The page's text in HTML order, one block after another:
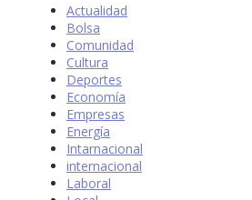
Actualidad
Bolsa
Comunidad
Cultura
Deportes
Economía
Empresas
Energía
Intarnacional
internacional
Laboral